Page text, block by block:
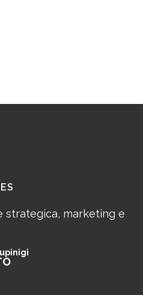
strategica, marketing e